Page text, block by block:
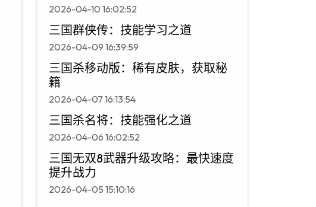
2026-04-10 16:02:52
三国群侠传：技能学习之道
2026-04-09 16:39:59
三国杀移动版：稀有皮肤，获取秘
籍
2026-04-07 16:13:54
三国杀名将：技能强化之道
2026-04-06 16:02:52
三国无双8武器升级攻略：最快速度
提升战力
2026-04-05 15:10:16